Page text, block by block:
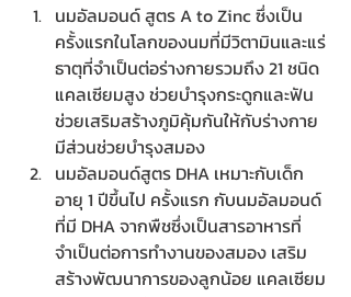
นมอัลมอนด์ สูตร A to Zinc ซึ่งเป็น
ครั้งแรกในโลกของนมที่มีวิตามินและแร่
ธาตุที่จำเป็นต่อร่างกายรวมถึง 21 ชนิด
แคลเซียมสูง ช่วยบำรุงกระดูกและฟัน
ช่วยเสริมสร้างภูมิคุ้มกันให้กับร่างกาย
มีส่วนช่วยบำรุงสมอง
นมอัลมอนด์สูตร DHA เหมาะกับเด็ก
อายุ 1 ปีขึ้นไป ครั้งแรก กับนมอัลมอนด์
ที่มี DHA จากพืชซึ่งเป็นสารอาหารที่
จำเป็นต่อการทำงานของสมอง เสริม
สร้างพัฒนาการของลูกน้อย แคลเซียม